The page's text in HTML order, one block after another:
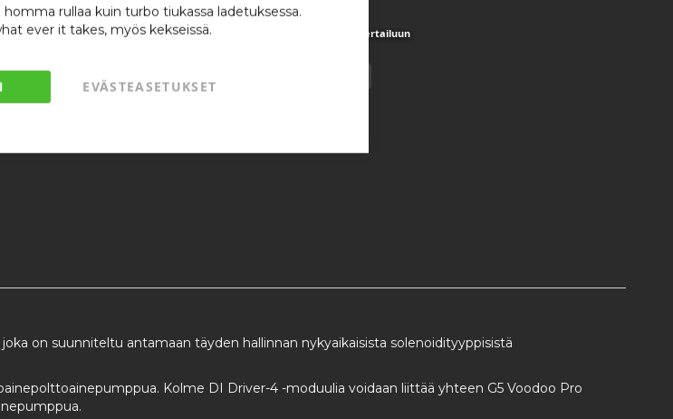
homma rullaa kuin turbo tiukassa ladetuksessa.
ever it takes, myös kekseissä.
EVÄSTEASETUKSET
Lisää toivelistaan Lisää vertailuun
on suunniteltu antamaan täyden hallinnan nykyaikaisista solenoidityyppisistä
Kolme DI Driver-4 -moduulia voidaan liittää yhteen G5 Voodoo Pro